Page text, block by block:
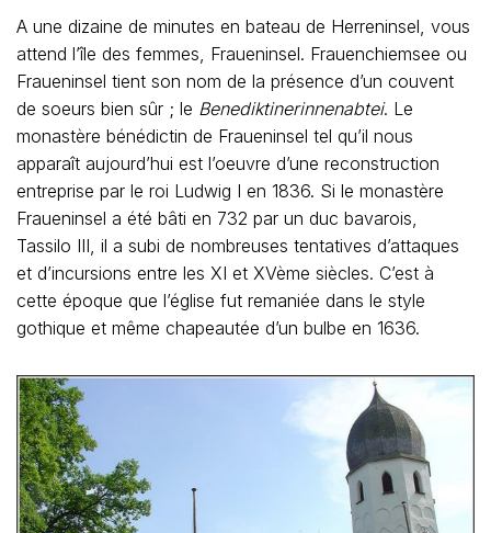
A une dizaine de minutes en bateau de Herreninsel, vous
attend l’île des femmes, Fraueninsel. Frauenchiemsee ou
Fraueninsel tient son nom de la présence d’un couvent
de soeurs bien sûr ; le Benediktinerinnenabtei. Le
monastère bénédictin de Fraueninsel tel qu’il nous
apparaît aujourd’hui est l’oeuvre d’une reconstruction
entreprise par le roi Ludwig I en 1836. Si le monastère
Fraueninsel a été bâti en 732 par un duc bavarois,
Tassilo III, il a subi de nombreuses tentatives d’attaques
et d’incursions entre les XI et XVème siècles. C’est à
cette époque que l’église fut remaniée dans le style
gothique et même chapeautée d’un bulbe en 1636.